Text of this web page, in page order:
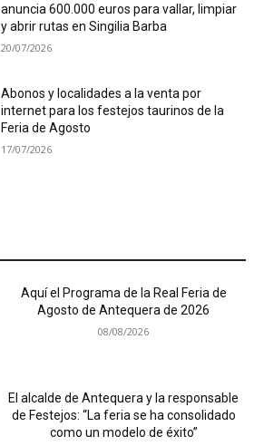
anuncia 600.000 euros para vallar, limpiar
y abrir rutas en Singilia Barba
20/07/2026
Abonos y localidades a la venta por
internet para los festejos taurinos de la
Feria de Agosto
17/07/2026
Aquí el Programa de la Real Feria de
Agosto de Antequera de 2026
08/08/2026
El alcalde de Antequera y la responsable
de Festejos: “La feria se ha consolidado
como un modelo de éxito”